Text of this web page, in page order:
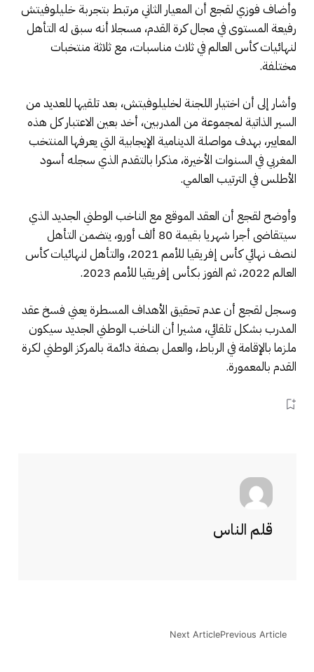
وأضاف فوزي لقجع أن المعيار الثاني مرتبط بتجربة خليلوفيتش
رفيعة المستوى في مجال كرة القدم، مسجلا أنه سبق له التأهل
لنهائيات كأس العالم في ثلاث مناسبات، مع ثلاثة منتخبات
مختلفة.
وأشار إلى أن اختيار اللجنة لخليلوفيتش، بعد تلقيها للعديد من
السير الذاتية لمجموعة من المدربين، أخد بعين الاعتبار كل هذه
المعايير، بهدف مواصلة الدينامية الإيجابية التي يعرفها المنتخب
المغربي في السنوات الأخيرة، مذكرا بالتقدم الذي سجله أسود
الأطلس في الترتيب العالمي.
وأوضح لقجع أن العقد الموقع مع الناخب الوطني الجديد الذي
سيتقاضى أجرا شهريا بقيمة 80 ألف أورو، يتضمن التأهل
لنصف نهائي كأس إفريقيا للأمم 2021، والتأهل لنهائيات كأس
العالم 2022، ثم الفوز بكأس إفريقيا للأمم 2023.
وسجل لقجع أن عدم تحقيق الأهداف المسطرة يعني فسخ عقد
المدرب بشكل تلقائي، مشيرا أن الناخب الوطني الجديد سيكون
ملزما بالإقامة في الرباط، والعمل بصفة دائمة بالمركز الوطني لكرة
القدم بالمعمورة.
قلم الناس
Previous Article
Next Article